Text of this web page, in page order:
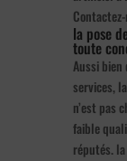
la pose
toute
Aussi
services,
n’est pas
faible
réputés.